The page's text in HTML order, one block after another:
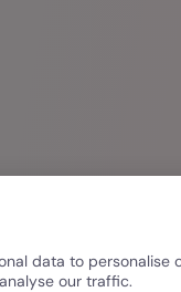
data to personalise
our traffic.